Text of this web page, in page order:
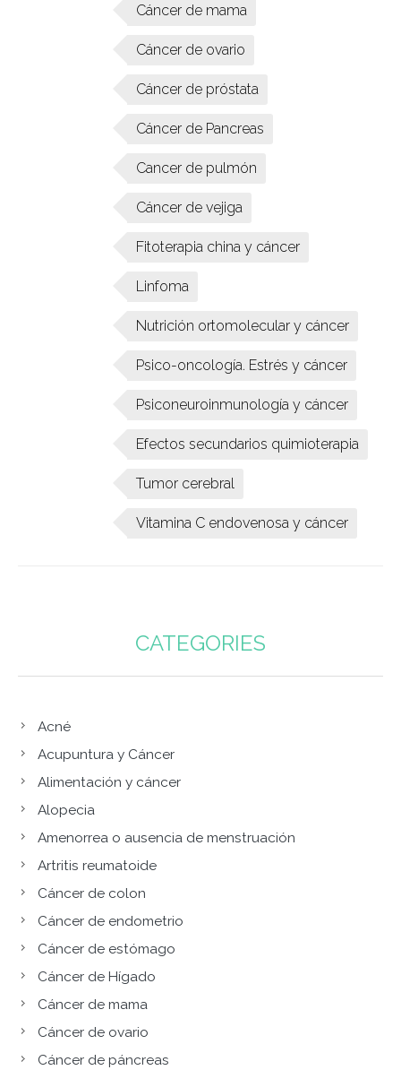
Cáncer de mama
Cáncer de ovario
Cáncer de próstata
Cáncer de Pancreas
Cancer de pulmón
Cáncer de vejiga
Fitoterapia china y cáncer
Linfoma
Nutrición ortomolecular y cáncer
Psico-oncología. Estrés y cáncer
Psiconeuroinmunología y cáncer
Efectos secundarios quimioterapia
Tumor cerebral
Vitamina C endovenosa y cáncer
CATEGORIES
Acné
Acupuntura y Cáncer
Alimentación y cáncer
Alopecia
Amenorrea o ausencia de menstruación
Artritis reumatoide
Cáncer de colon
Cáncer de endometrio
Cáncer de estómago
Cáncer de Hígado
Cáncer de mama
Cáncer de ovario
Cáncer de páncreas